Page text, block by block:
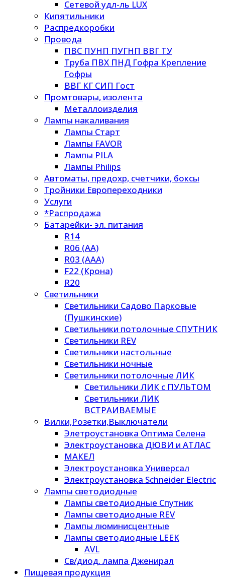
Сетевой удл-ль LUX
Кипятильники
Распредкоробки
Провода
ПВС ПУНП ПУГНП ВВГ ТУ
Труба ПВХ ПНД Гофра Крепление
Гофры
ВВГ КГ СИП Гост
Промтовары, изолента
Металлоизделия
Лампы накаливания
Лампы Старт
Лампы FAVOR
Лампы PILA
Лампы Philips
Автоматы, предохр, счетчики, боксы
Тройники Европереходники
Услуги
*Распродажа
Батарейки- эл. питания
R14
R06 (AA)
R03 (AAA)
F22 (Крона)
R20
Светильники
Светильники Садово Парковые
(Пушкинские)
Светильники потолочные СПУТНИК
Светильники REV
Светильники настольные
Светильники ночные
Светильники потолочные ЛИК
Светильники ЛИК с ПУЛЬТОМ
Светильники ЛИК
ВСТРАИВАЕМЫЕ
Вилки,Розетки,Выключатели
Элетроустановка Оптима Селена
Электроустановка ДЮВИ и АТЛАС
МАКЕЛ
Электроустановка Универсал
Электроустановка Schneider Electric
Лампы светодиодные
Лампы светодиодные Спутник
Лампы светодиодные REV
Лампы люминисцентные
Лампы светодиодные LEEK
AVL
Св/диод. лампа Дженирал
Пищевая продукция